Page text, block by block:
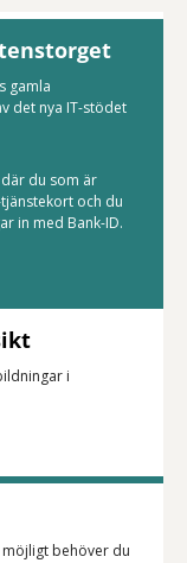
gamla
det nya IT-stödet
du som är
och du
in med Bank-ID.
i
behöver du